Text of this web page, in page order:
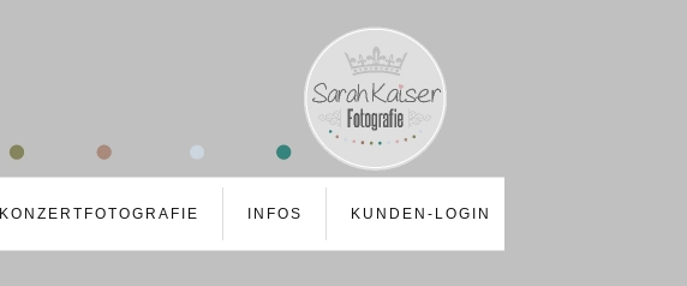
KONZERTFOTOGRAFIE INFOS KUNDEN-LOGIN